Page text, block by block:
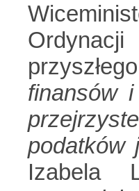
finansów
podatków
Izabela